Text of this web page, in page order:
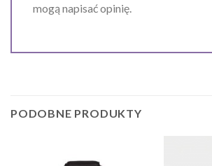
mogą napisać opinię.
PODOBNE PRODUKTY